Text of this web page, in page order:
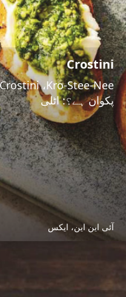
Crostini
پکوان ہے؟: اٹلی
آئی این این، ایکس